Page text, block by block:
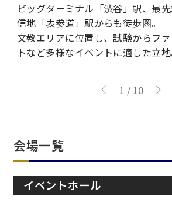
ビッグターミナル「渋谷」駅、最
信地「表参道」駅からも徒歩圏。
文教エリアに位置し、試験からフ
トなど多様なイベントに適した立地
1 / 10
会場一覧
イベントホール
エリア／施設※複数選択可能